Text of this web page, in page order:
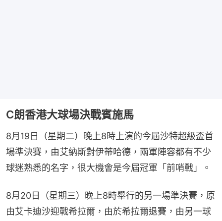
C朗香港大球場決戰賓施馬
8月19日（星期二）晚上8時上演的今屆沙特超級盃首
場準決賽，由艾納斯對伊蒂哈德，兩軍陣容都有不少
球迷熟悉的名字，很大機會是今屆冠軍「前哨戰」。
8月20日（星期三）晚上8時舉行的另一場準決賽，原
由艾卡迪沙迎戰希拉爾，由於希拉爾退賽，由另一球